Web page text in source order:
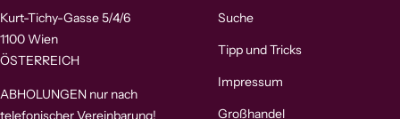
Kurt-Tichy-Gasse 5/4/6
1100 Wien
ÖSTERREICH
ABHOLUNGEN nur nach
telefonischer Vereinbarung!
Suche
Tipp und Tricks
Impressum
Großhandel